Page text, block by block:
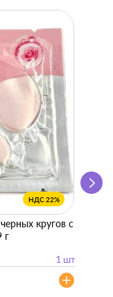
НДС 22%
кругов с
г
1 шт